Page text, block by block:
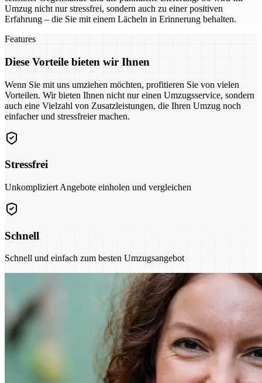
Umzug nicht nur stressfrei, sondern auch zu einer positiven
Erfahrung – die Sie mit einem Lächeln in Erinnerung behalten.
Features
Diese Vorteile bieten wir Ihnen
Wenn Sie mit uns umziehen möchten, profitieren Sie von vielen
Vorteilen. Wir bieten Ihnen nicht nur einen Umzugsservice, sondern
auch eine Vielzahl von Zusatzleistungen, die Ihren Umzug noch
einfacher und stressfreier machen.
Stressfrei
Unkompliziert Angebote einholen und vergleichen
Schnell
Schnell und einfach zum besten Umzugsangebot